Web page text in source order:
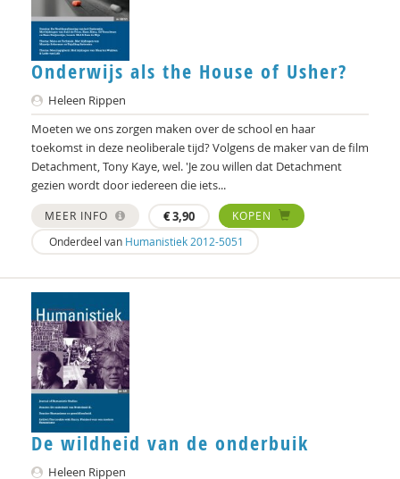
Joeri Calsius
Laura Capitaine
Robin Celikates
Carolien Ceton
Mark Coeckelbergh
Garina Coenders
Job Cohen
William E. Connolly
Germain Creyghton
Mirjam-Iris Crox
Heleen Crul
Mariëlle Cuijpers
Sociaal en Cultureel Planbureau
Onderwijs als the House of Usher?
Heleen Rippen
Moeten we ons zorgen maken over de school en haar
toekomst in deze neoliberale tijd? Volgens de maker van de film
Detachment, Tony Kaye, wel. 'Je zou willen dat Detachment
gezien wordt door iedereen die iets...
MEER INFO €3,90
KOPEN
Onderdeel van Humanistiek 2012-5051
De wildheid van de onderbuik
Heleen Rippen